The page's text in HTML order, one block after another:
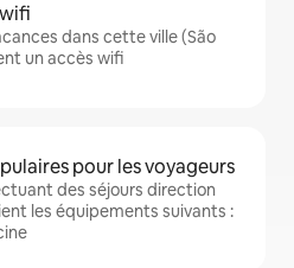
dans cette ville (São
un accès wifi
pour les voyageurs
des séjours direction
les équipements suivants :